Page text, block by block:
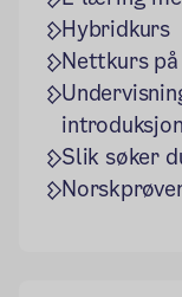
Hybridkurs
Nettkurs på
Slik søker